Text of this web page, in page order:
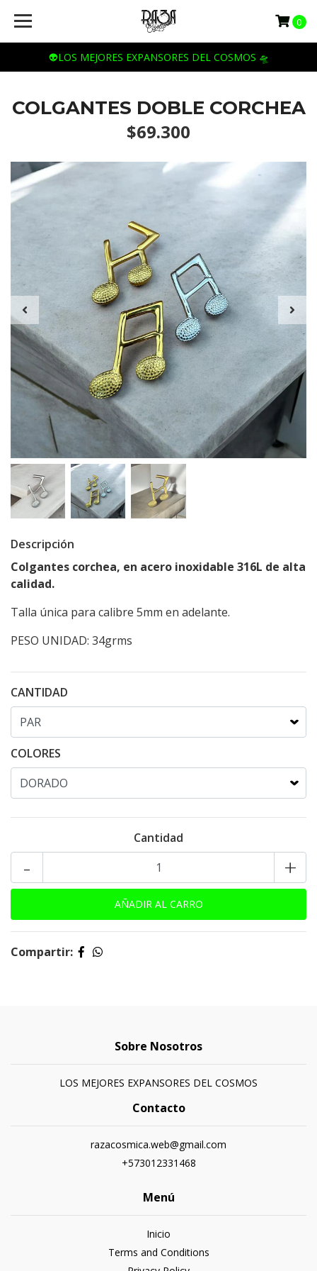
👽LOS MEJORES EXPANSORES DEL COSMOS 🛸
0
COLGANTES DOBLE CORCHEA
$69.300
Descripción
Colgantes corchea, en acero inoxidable 316L de alta
calidad.
Talla única para calibre 5mm en adelante.
PESO UNIDAD: 34grms
CANTIDAD
COLORES
Cantidad
+
-
Compartir:
Sobre Nosotros
LOS MEJORES EXPANSORES DEL COSMOS
Contacto
razacosmica.web@gmail.com
+573012331468
Menú
Inicio
Terms and Conditions